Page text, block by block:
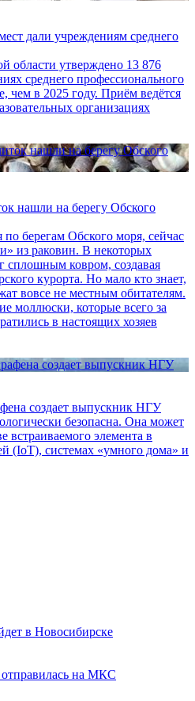
дали учреждениям среднего
области утверждено 13 876
среднего профессионального
чем в 2025 году. Приём ведётся
организациях
нашли на берегу Обского
берегам Обского моря, сейчас
из раковин. В некоторых
сплошным ковром, создавая
курорта. Но мало кто знает,
вовсе не местным обитателям.
моллюски, которые всего за
в настоящих хозяев
создает выпускник НГУ
безопасна. Она может
встраиваемого элемента в
(IoT), системах «умного дома» и
в Новосибирске
на МКС